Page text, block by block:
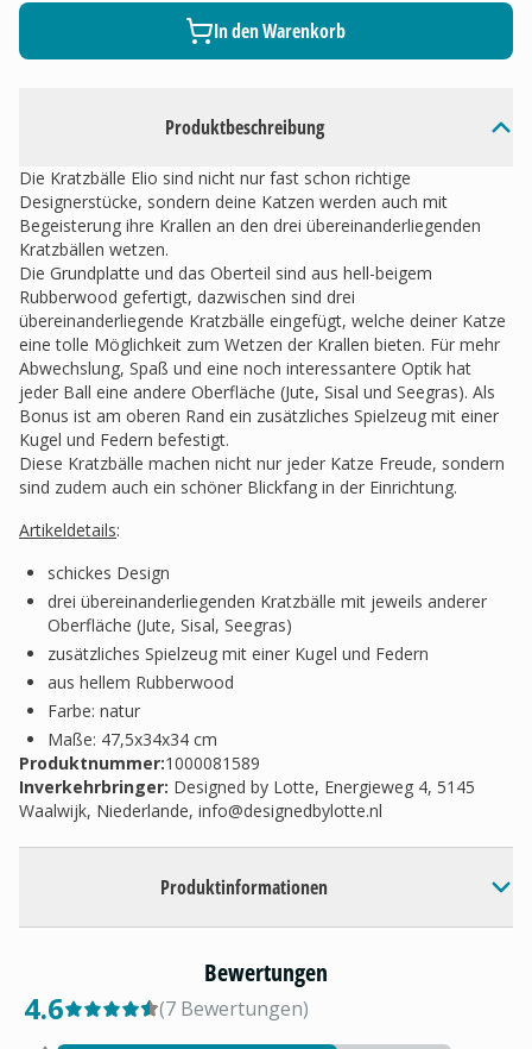
Produktbeschreibung
Die Kratzbälle Elio sind nicht nur fast schon richtige
Designerstücke, sondern deine Katzen werden auch mit
Begeisterung ihre Krallen an den drei übereinanderliegenden
Kratzbällen wetzen.
Die Grundplatte und das Oberteil sind aus hell-beigem
Rubberwood gefertigt, dazwischen sind drei
übereinanderliegende Kratzbälle eingefügt, welche deiner Katze
eine tolle Möglichkeit zum Wetzen der Krallen bieten. Für mehr
Abwechslung, Spaß und eine noch interessantere Optik hat
jeder Ball eine andere Oberfläche (Jute, Sisal und Seegras). Als
Bonus ist am oberen Rand ein zusätzliches Spielzeug mit einer
Kugel und Federn befestigt.
Diese Kratzbälle machen nicht nur jeder Katze Freude, sondern
sind zudem auch ein schöner Blickfang in der Einrichtung.
Artikeldetails:
schickes Design
drei übereinanderliegenden Kratzbälle mit jeweils anderer
Oberfläche (Jute, Sisal, Seegras)
zusätzliches Spielzeug mit einer Kugel und Federn
aus hellem Rubberwood
Farbe: natur
Maße: 47,5x34x34 cm
Produktnummer:1000081589
Inverkehrbringer: Designed by Lotte, Energieweg 4, 5145
Waalwijk, Niederlande, info@designedbylotte.nl
Produktinformationen
In den Warenkorb
Bewertungen
4.6 (7 Bewertungen)